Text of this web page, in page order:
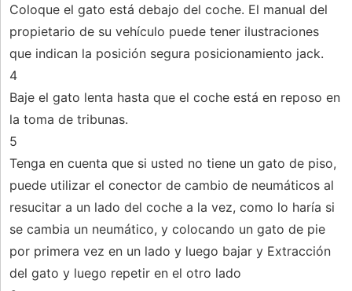
Coloque el gato está debajo del coche. El manual del
propietario de su vehículo puede tener ilustraciones
que indican la posición segura posicionamiento jack.
4
Baje el gato lenta hasta que el coche está en reposo en
la toma de tribunas.
5
Tenga en cuenta que si usted no tiene un gato de piso,
puede utilizar el conector de cambio de neumáticos al
resucitar a un lado del coche a la vez, como lo haría si
se cambia un neumático, y colocando un gato de pie
por primera vez en un lado y luego bajar y Extracción
del gato y luego repetir en el otro lado